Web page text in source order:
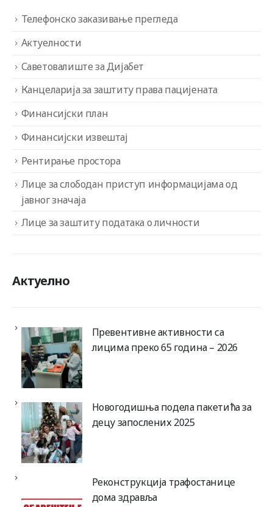
Телефонско заказивање прегледа
Актуелности
Саветовалиште за Дијабет
Канцеларија за заштиту права пацијената
Финансијски план
Финансијски извештај
Рентирање простора
Лице за слободан приступ информацијама од
јавног значаја
Лице за заштиту података о личности
Актуелно
Превентивне активности са
лицима преко 65 година – 2026
Новогодишња подела пакетића за
децу запослених 2025
Реконструкција трафостанице
дома здравља